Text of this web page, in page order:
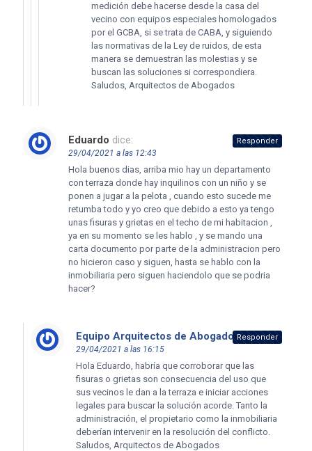
medición debe hacerse desde la casa del
vecino con equipos especiales homologados
por el GCBA, si se trata de CABA, y siguiendo
las normativas de la Ley de ruidos, de esta
manera se demuestran las molestias y se
buscan las soluciones si correspondiera.
Saludos, Arquitectos de Abogados
Eduardo dice:
29/04/2021 a las 12:43
Hola buenos dias, arriba mio hay un departamento
con terraza donde hay inquilinos con un niño y se
ponen a jugar a la pelota , cuando esto sucede me
retumba todo y yo creo que debido a esto ya tengo
unas fisuras y grietas en el techo de mi habitacion ,
ya en su momento se les hablo , y se mando una
carta documento por parte de la administracion pero
no hicieron caso y siguen, hasta se hablo con la
inmobiliaria pero siguen haciendolo que se podria
hacer?
Responder
Equipo Arquitectos de Abogados dice:
29/04/2021 a las 16:15
Hola Eduardo, habría que corroborar que las
fisuras o grietas son consecuencia del uso que
sus vecinos le dan a la terraza e iniciar acciones
legales para buscar la solución acorde. Tanto la
administración, el propietario como la inmobiliaria
deberían intervenir en la resolución del conflicto.
Saludos, Arquitectos de Abogados
Responder